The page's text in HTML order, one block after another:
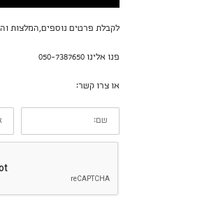
לקבלת פרטים נוספים,המלצות
פנו אלינו 050-7387650
או צרו קשר:
שם: